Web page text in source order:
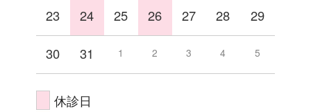
23 24 25 26 27 28 29
30 31 1 2 3 4 5
休診日